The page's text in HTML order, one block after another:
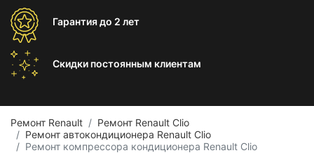
Гарантиядо 2 лет
Скидки постоянным клиентам
Ремонт Renault
Ремонт Renault Clio
Ремонт автокондиционера Renault Clio
Ремонт компрессора кондиционера Renault Clio